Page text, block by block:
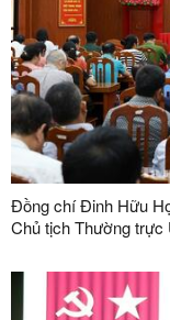
Đồng chí Đinh Hữu
Chủ tịch Thường trực